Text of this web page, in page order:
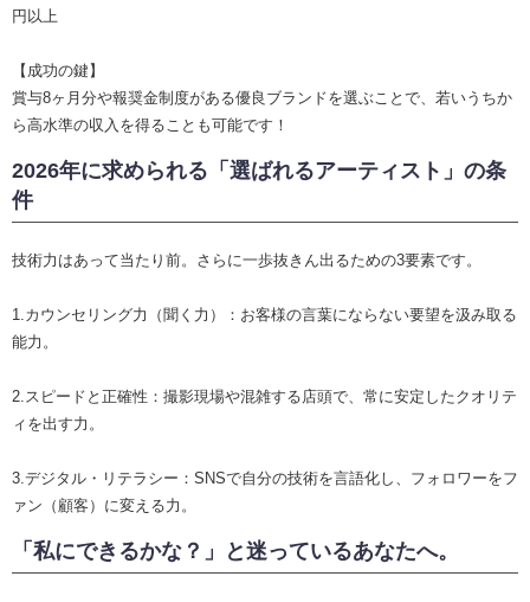
円以上
【成功の鍵】
賞与8ヶ月分や報奨金制度がある優良ブランドを選ぶことで、若いうちか
ら高水準の収入を得ることも可能です！
2026年に求められる「選ばれるアーティスト」の条
件
技術力はあって当たり前。さらに一歩抜きん出るための3要素です。
1.カウンセリング力（聞く力）：お客様の言葉にならない要望を汲み取る
能力。
2.スピードと正確性：撮影現場や混雑する店頭で、常に安定したクオリテ
ィを出す力。
3.デジタル・リテラシー：SNSで自分の技術を言語化し、フォロワーをフ
ァン（顧客）に変える力。
「私にできるかな？」と迷っているあなたへ。